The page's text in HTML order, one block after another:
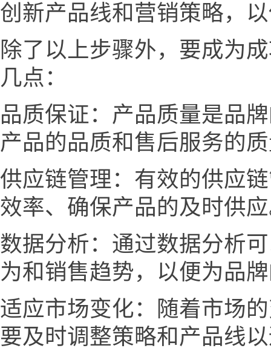
创新产品线和营销策略，
除了以上步骤外，要成为
几点：
品质保证：产品质量是品
产品的品质和售后服务的
供应链管理：有效的供应
效率、确保产品的及时供
数据分析：通过数据分析
为和销售趋势，以便为品
适应市场变化：随着市场
要及时调整策略和产品线